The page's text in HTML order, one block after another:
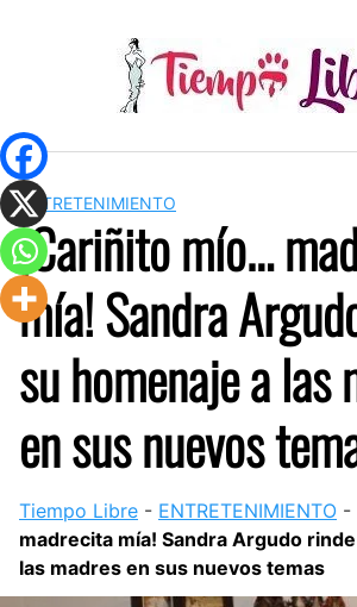
ENTRETENIMIENTO
¡Cariñito mío…
mía! Sandra
su homenaje a las
en sus nuevos
Tiempo Libre - ENTRETENIMIENTO -
madrecita mía! Sandra Argudo
las madres en sus nuevos temas